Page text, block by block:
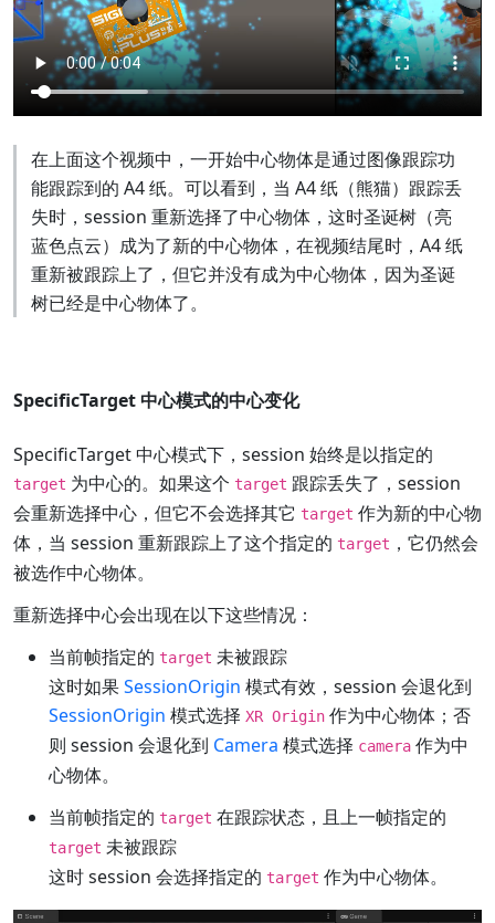
在上面这个视频中，一开始中心物体是通过图像跟踪功
能跟踪到的 A4 纸。可以看到，当 A4 纸（熊猫）跟踪丢
失时，session 重新选择了中心物体，这时圣诞树（亮
蓝色点云）成为了新的中心物体，在视频结尾时，A4 纸
重新被跟踪上了，但它并没有成为中心物体，因为圣诞
树已经是中心物体了。
SpecificTarget 中心模式的中心变化
SpecificTarget 中心模式下，session 始终是以指定的
target 为中心的。如果这个 target 跟踪丢失了，session
会重新选择中心，但它不会选择其它 target 作为新的中心物
体，当 session 重新跟踪上了这个指定的 target ，它仍然会
被选作中心物体。
重新选择中心会出现在以下这些情况：
当前帧指定的 target 未被跟踪
这时如果SessionOrigin 模式有效，session 会退化到
SessionOrigin 模式选择 XR Origin 作为中心物体；否
则 session 会退化到 Camera 模式选择 camera 作为中
心物体。
当前帧指定的 target 在跟踪状态，且上一帧指定的
target 未被跟踪
这时 session 会选择指定的 target 作为中心物体。